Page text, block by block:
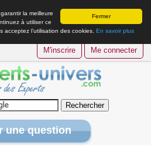
Fermer
la meilleure
à utiliser ce
l’utilisation des cookies. En savoir plus
M'inscrire Me connecter
une question